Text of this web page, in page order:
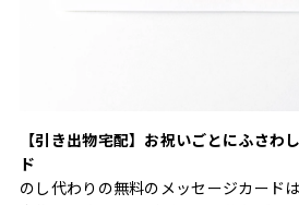
【引き出物宅配】お祝いごとにふさわ
ド
のし代わりの無料のメッセージカード